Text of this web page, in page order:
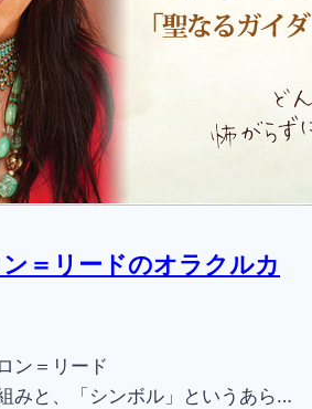
＝リードのオラクルカ
ン＝リード
みと、「シンボル」というあら…